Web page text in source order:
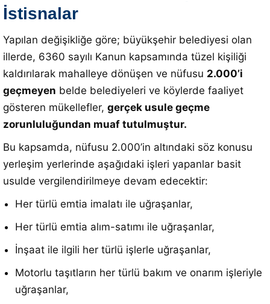
İstisnalar
Yapılan değişikliğe göre; büyükşehir belediyesi olan
illerde, 6360 sayılı Kanun kapsamında tüzel kişiliği
kaldırılarak mahalleye dönüşen ve nüfusu 2.000’i
geçmeyen belde belediyeleri ve köylerde faaliyet
gösteren mükellefler, gerçek usule geçme
zorunluluğundan muaf tutulmuştur.
Bu kapsamda, nüfusu 2.000’in altındaki söz konusu
yerleşim yerlerinde aşağıdaki işleri yapanlar basit
usulde vergilendirilmeye devam edecektir:
Her türlü emtia imalatı ile uğraşanlar,
Her türlü emtia alım-satımı ile uğraşanlar,
İnşaat ile ilgili her türlü işlerle uğraşanlar,
Motorlu taşıtların her türlü bakım ve onarım işleriyle
uğraşanlar,